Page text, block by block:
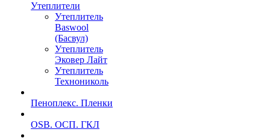
Утеплители
Утеплитель
Baswool
(Басвул)
Утеплитель
Эковер Лайт
Утеплитель
Технониколь
Пеноплекс. Пленки
OSB. ОСП. ГКЛ